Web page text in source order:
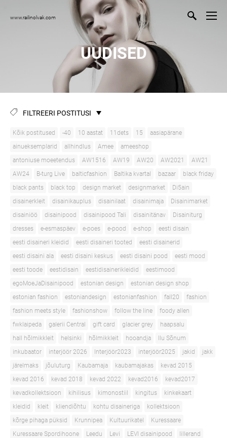
www.railinolvak.com
UUDISED
FILTREERI POSTITUSI
Kõik postitused -40 10 aastat 11dets 15
aasiapärane
ainueksemplarid
allhindlus Amee
ameeshop
antoniuse moeetendus
AW1516 AW19 AW20 AW2021
AW21
AW24
B-turg Live balticfashion Baltika kvartal bazaar
black friday
black pants
black top design market designmarket
Di5ain
disainerkleit
disainikauplus disainilaat disainimaja
Disainimarket
disainiöö
disainipood disainipood Tali disainitänav
Disainiturg
dresses
e-esmaspäev e-poes e-pood e-shop
eesti disain
eesti disaineri kleidid
eesti disaineri tooted
eesti disainerid
eesti disaini ala
eesti disaini keskus eesti disaini pood
eesti mood
eesti toode
eestidisain eestidisainerikleidid
eestimood
egoMoeJaDisainipood
estonian design
estonian design shop
estonian fashion
estoniandesign estonianfashion fall20
fashion
fashion meets style
fashionshow follow the line
foody allen
fwklaipeda
galerii Central gift card glacier grey
haapsalu
hall hõlmikkleit
helsinki hõlmikkleit hooandja
Ilu Sõnum
inkubaator
interjöör 2026 Interjöör2023 interjöör2025 jakid
jakk
järelmaks
jõuluturg Kaubamaja kaubamajakas
kevad 2015
kevad 2016
kevad 2018 kevad 2022 kevad2016
kevad2017
kevadkollektsioon
kihilisus kimonostiil kingitus
kinkekaart
kleidid
kleit kliendiõhtu kohtu disaineriga
kollektsioon
kõrge pihaga püksid
Krunnipea Kultuurikatel
Kuressaare
Kuressaare Spordihoone
Leedu Levi LEVI disainipood
lillerand